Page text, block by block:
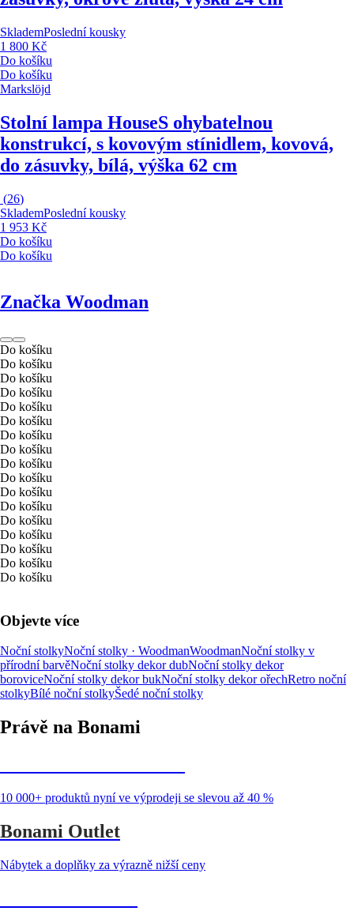
SklademPoslední kousky
1 800 Kč
Do košíku
Do košíku
Markslöjd
Stolní lampa HouseS ohybatelnou
konstrukcí, s kovovým stínidlem, kovová,
do zásuvky, bílá, výška 62 cm
(26)
SklademPoslední kousky
1 953 Kč
Do košíku
Do košíku
Značka Woodman
Do košíku
Do košíku
Do košíku
Do košíku
Do košíku
Do košíku
Do košíku
Do košíku
Do košíku
Do košíku
Do košíku
Do košíku
Do košíku
Do košíku
Do košíku
Do košíku
Do košíku
Objevte více
Noční stolkyNoční stolky · WoodmanWoodmanNoční stolky v
přírodní barvěNoční stolky dekor dubNoční stolky dekor
boroviceNoční stolky dekor bukNoční stolky dekor ořechRetro noční
stolkyBílé noční stolkyŠedé noční stolky
Právě na Bonami
10 000+ produktů nyní ve výprodeji se slevou až 40 %
Bonami Outlet
Nábytek a doplňky za výrazně nižší ceny